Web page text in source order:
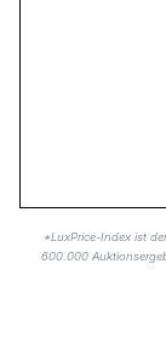
*LuxPrice-Index ist
600.000